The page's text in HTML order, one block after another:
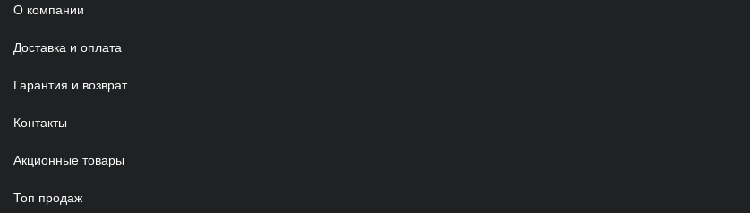
О компании
Доставка и оплата
Гарантия и возврат
Контакты
Акционные товары
Топ продаж